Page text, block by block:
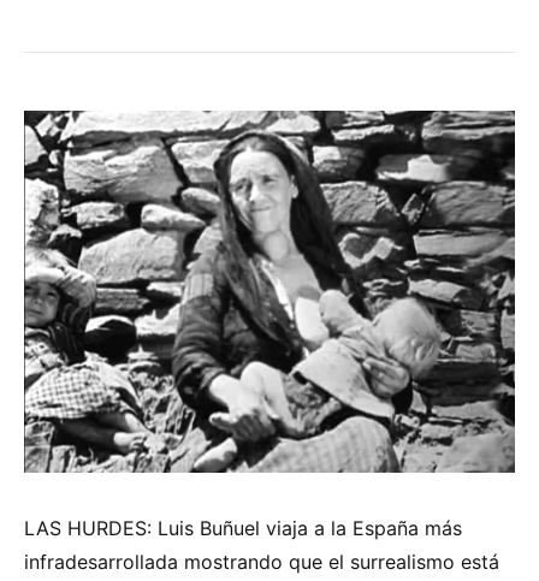
LAS HURDES: Luis Buñuel viaja a la España más
infradesarrollada mostrando que el surrealismo está